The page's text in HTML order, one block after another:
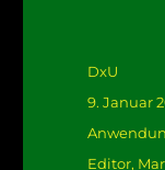
Autor
DxU
9. Januar
Kategorien
Editor,